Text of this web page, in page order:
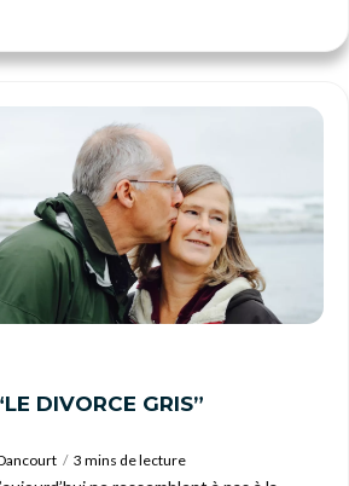
DIVORCE GRIS”
3 mins de lecture